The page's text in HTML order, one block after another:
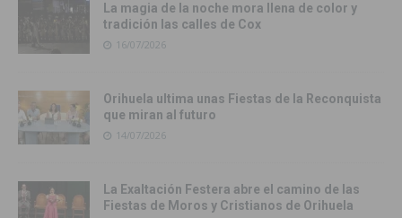
La magia de la noche mora llena de color y
tradición las calles de Cox
16/07/2026
Orihuela ultima unas Fiestas de la Reconquista
que miran al futuro
14/07/2026
La Exaltación Festera abre el camino de las
Fiestas de Moros y Cristianos de Orihuela